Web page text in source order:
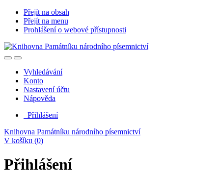
Přejít na obsah
Přejít na menu
Prohlášení o webové přístupnosti
Vyhledávání
Konto
Nastavení účtu
Nápověda
Přihlášení
Knihovna Památníku národního písemnictví
V košíku (0)
Přihlášení